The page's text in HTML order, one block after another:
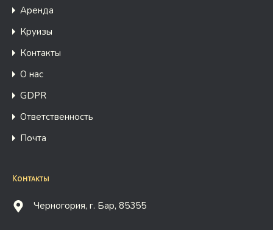
Аренда
Круизы
Контакты
О нас
GDPR
Ответственность
Почта
Контакты
Черногория, г. Бар, 85355